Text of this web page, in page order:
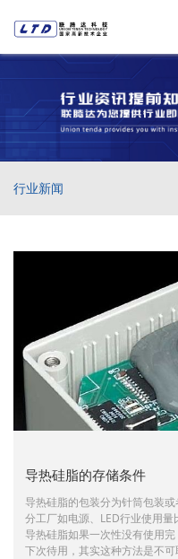
行业新闻
导热硅脂的存储条件
导热硅脂的包装分为针筒包装
分工厂如电源、LED行业使用
导热硅脂如果一次性没有使用
下次待用，其实这种方法是不